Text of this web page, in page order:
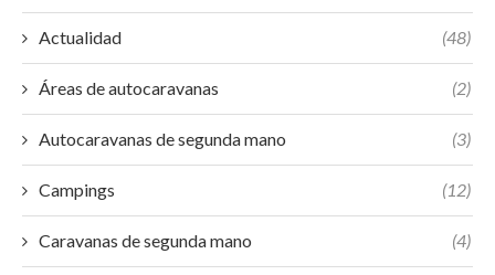
Actualidad (48)
Áreas de autocaravanas (2)
Autocaravanas de segunda mano (3)
Campings (12)
Caravanas de segunda mano (4)